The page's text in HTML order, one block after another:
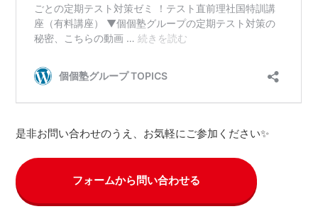
是非お問い合わせのうえ、お気軽にご参加ください✨
フォームから問い合わせる